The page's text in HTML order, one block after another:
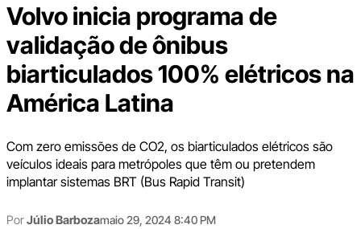
Volvo inicia programa de
validação de ônibus
biarticulados 100% elétricos na
América Latina
Com zero emissões de CO2, os biarticulados elétricos são
veículos ideais para metrópoles que têm ou pretendem
implantar sistemas BRT (Bus Rapid Transit)
PorJúlio Barbozamaio 29, 2024 8:40 PM